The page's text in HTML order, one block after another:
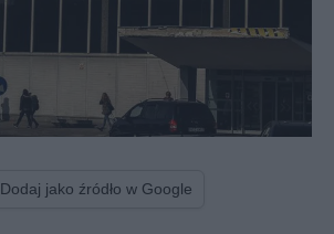
Dodaj jako źródło w Google